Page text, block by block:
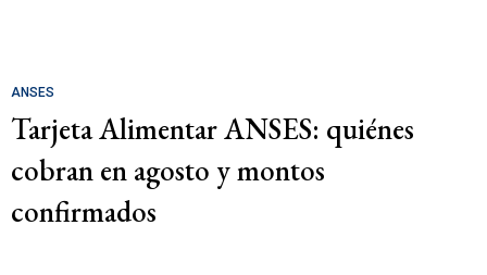
ANSES
Tarjeta Alimentar ANSES: quiénes
cobran en agosto y montos
confirmados